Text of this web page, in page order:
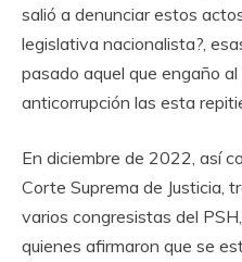
salió a denunciar estos
legislativa nacionalista?,
pasado aquel que engaño
anticorrupción las esta
En diciembre de 2022, así
Corte Suprema de Justicia,
varios congresistas del
quienes afirmaron que se